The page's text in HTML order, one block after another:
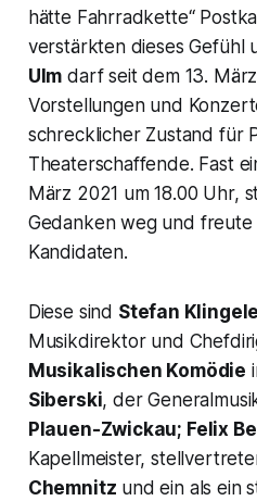
hätte Fahrradkette“
verstärkten dieses Gefühl
Ulm darf seit dem 13.
Vorstellungen und
schrecklicher Zustand für
Theaterschaffende. Fast
März 2021 um 18.00 Uhr,
Gedanken weg und freute
Kandidaten.
Diese sind Stefan
Musikdirektor und
Musikalischen Komödie
Siberski, der
Plauen-Zwickau; Felix
Kapellmeister,
Chemnitz und ein als ein